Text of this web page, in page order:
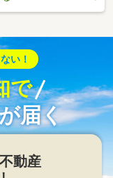
い！
で
届く
動産